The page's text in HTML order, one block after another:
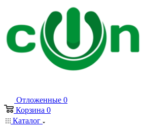
Отложенные 0
Корзина 0
Каталог